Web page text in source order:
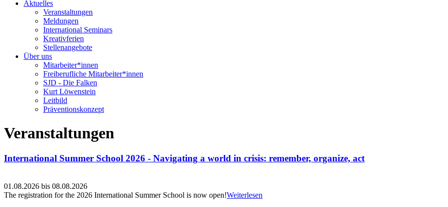
Aktuelles
Veranstaltungen
Meldungen
International Seminars
Kreativferien
Stellenangebote
Über uns
Mitarbeiter*innen
Freiberufliche Mitarbeiter*innen
SJD - Die Falken
Kurt Löwenstein
Leitbild
Präventionskonzept
Veranstaltungen
International Summer School 2026 - Navigating a world in crisis: remember, organize, act
01.08.2026 bis 08.08.2026
The registration for the 2026 International Summer School is now open!Weiterlesen